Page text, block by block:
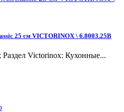
25 см VICTORINOX \ 6.8003.25B
Victorinox: Кухонные...